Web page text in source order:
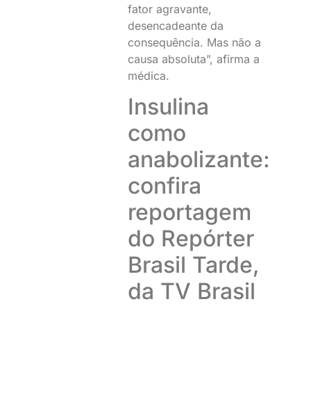
fator agravante,
desencadeante da
consequência. Mas não a
causa absoluta”, afirma a
médica.
Insulina
como
anabolizante:
confira
reportagem
do Repórter
Brasil Tarde,
da TV Brasil